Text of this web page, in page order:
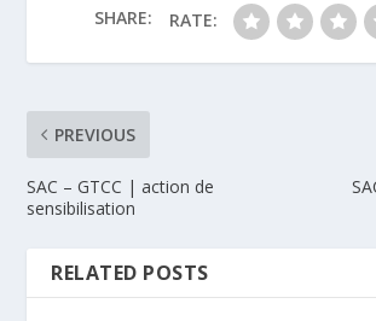
SHARE: RATE:
PREVIOUS
SAC – GTCC | action de
sensibilisation
RELATED POSTS